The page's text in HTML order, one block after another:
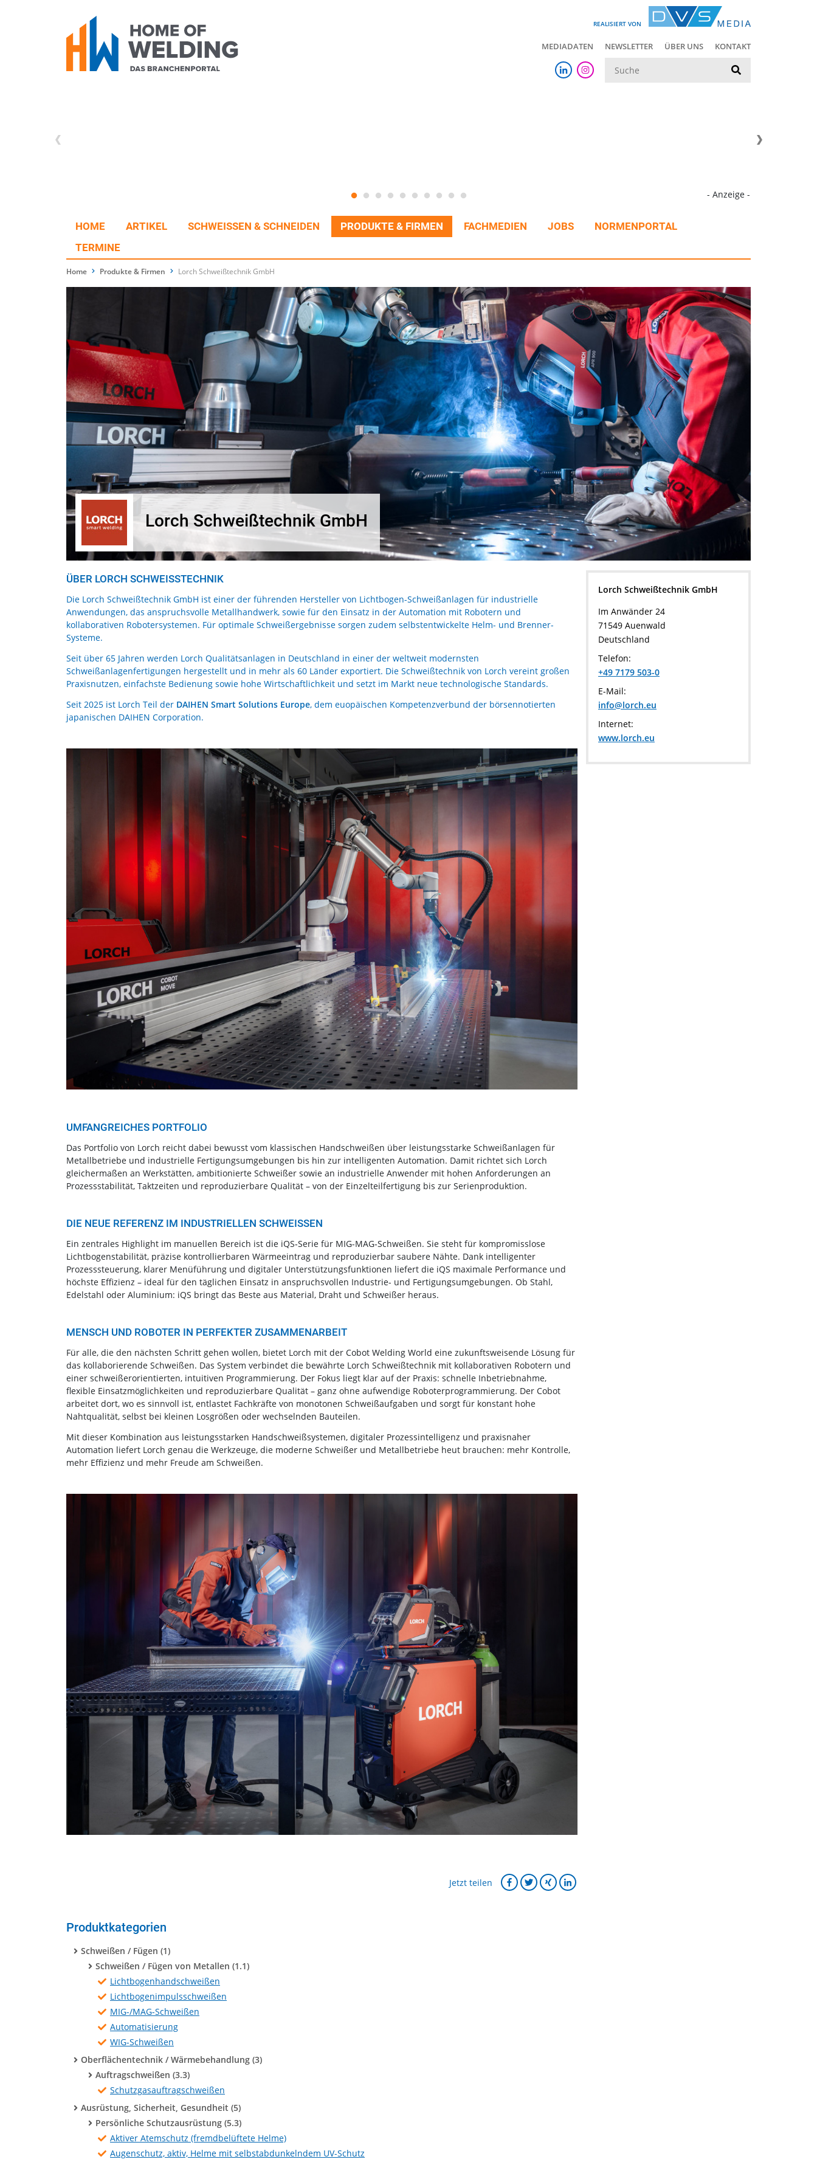
REALISIERT VON
MEDIADATEN NEWSLETTER ÜBER UNS KONTAKT
- Anzeige -
HOME ARTIKEL SCHWEISSEN & SCHNEIDEN PRODUKTE & FIRMEN FACHMEDIEN JOBS
NORMENPORTAL
TERMINE
Home Produkte & Firmen Lorch Schweißtechnik GmbH
Lorch Schweißtechnik GmbH
ÜBER LORCH SCHWEISSTECHNIK
Die Lorch Schweißtechnik GmbH ist einer der führenden Hersteller von Lichtbogen-Schweißanlagen für industrielle
Anwendungen, das anspruchsvolle Metallhandwerk, sowie für den Einsatz in der Automation mit Robotern und
kollaborativen Robotersystemen. Für optimale Schweißergebnisse sorgen zudem selbstentwickelte Helm- und Brenner-
Systeme.
Seit über 65 Jahren werden Lorch Qualitätsanlagen in Deutschland in einer der weltweit modernsten
Schweißanlagenfertigungen hergestellt und in mehr als 60 Länder exportiert. Die Schweißtechnik von Lorch vereint großen
Praxisnutzen, einfachste Bedienung sowie hohe Wirtschaftlichkeit und setzt im Markt neue technologische Standards.
Seit 2025 ist Lorch Teil der DAIHEN Smart Solutions Europe, dem euopäischen Kompetenzverbund der börsennotierten
japanischen DAIHEN Corporation.
UMFANGREICHES PORTFOLIO
Das Portfolio von Lorch reicht dabei bewusst vom klassischen Handschweißen über leistungsstarke Schweißanlagen für
Metallbetriebe und industrielle Fertigungsumgebungen bis hin zur intelligenten Automation. Damit richtet sich Lorch
gleichermaßen an Werkstätten, ambitionierte Schweißer sowie an industrielle Anwender mit hohen Anforderungen an
Prozessstabilität, Taktzeiten und reproduzierbare Qualität – von der Einzelteilfertigung bis zur Serienproduktion.
DIE NEUE REFERENZ IM INDUSTRIELLEN SCHWEISSEN
Ein zentrales Highlight im manuellen Bereich ist die iQS‑Serie für MIG-MAG‑Schweißen. Sie steht für kompromisslose
Lichtbogenstabilität, präzise kontrollierbaren Wärmeeintrag und reproduzierbar saubere Nähte. Dank intelligenter
Prozesssteuerung, klarer Menüführung und digitaler Unterstützungsfunktionen liefert die iQS maximale Performance und
höchste Effizienz – ideal für den täglichen Einsatz in anspruchsvollen Industrie- und Fertigungsumgebungen. Ob Stahl,
Edelstahl oder Aluminium: iQS bringt das Beste aus Material, Draht und Schweißer heraus.
MENSCH UND ROBOTER IN PERFEKTER ZUSAMMENARBEIT
Für alle, die den nächsten Schritt gehen wollen, bietet Lorch mit der Cobot Welding World eine zukunftsweisende Lösung für
das kollaborierende Schweißen. Das System verbindet die bewährte Lorch Schweißtechnik mit kollaborativen Robotern und
einer schweißerorientierten, intuitiven Programmierung. Der Fokus liegt klar auf der Praxis: schnelle Inbetriebnahme,
flexible Einsatzmöglichkeiten und reproduzierbare Qualität – ganz ohne aufwendige Roboterprogrammierung. Der Cobot
arbeitet dort, wo es sinnvoll ist, entlastet Fachkräfte von monotonen Schweißaufgaben und sorgt für konstant hohe
Nahtqualität, selbst bei kleinen Losgrößen oder wechselnden Bauteilen.
Mit dieser Kombination aus leistungsstarken Handschweißsystemen, digitaler Prozessintelligenz und praxisnaher
Automation liefert Lorch genau die Werkzeuge, die moderne Schweißer und Metallbetriebe heut brauchen: mehr Kontrolle,
mehr Effizienz und mehr Freude am Schweißen.
Jetzt teilen
Produktkategorien
Schweißen / Fügen (1)
Schweißen / Fügen von Metallen (1.1)
Lichtbogenhandschweißen
Lichtbogenimpulsschweißen
MIG-/MAG-Schweißen
Automatisierung
WIG-Schweißen
Oberflächentechnik / Wärmebehandlung (3)
Auftragschweißen (3.3)
Schutzgasauftragschweißen
Ausrüstung, Sicherheit, Gesundheit (5)
Persönliche Schutzausrüstung (5.3)
Aktiver Atemschutz (fremdbelüftete Helme)
Augenschutz, aktiv, Helme mit selbstabdunkelndem UV-Schutz
Lorch Schweißtechnik GmbH
Im Anwänder 24
71549 Auenwald
Deutschland
Telefon:
+49 7179 503-0
E-Mail:
info@lorch.eu
Internet:
www.lorch.eu